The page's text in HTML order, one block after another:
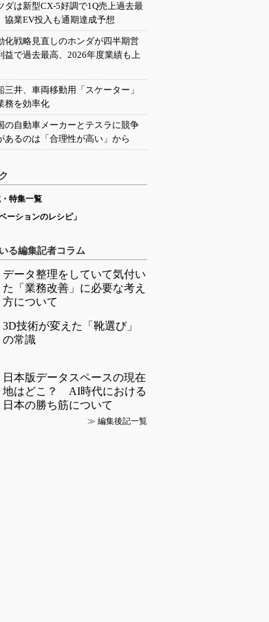
ダは新型CX-5好調で1Q売上過去最
協業EV投入も通期達成予想
化戦略見直しのホンダが四半期営
益で過去最高、2026年度業績も上
三井、車両移動用「スケーター」
務を効率化
の自動車メーカーとテスラに競争
あるのは「合理性が高い」から
特集一覧
ーションのレシピ」
る編集記者コラム
データ整理をしていて気付い
た「業務改善」に必要な考え
方について
3D技術が変えた「靴選び」
の常識
日本版データスペースの現在
地はどこ？ AI時代における
日本の勝ち筋について
≫ 編集後記一覧